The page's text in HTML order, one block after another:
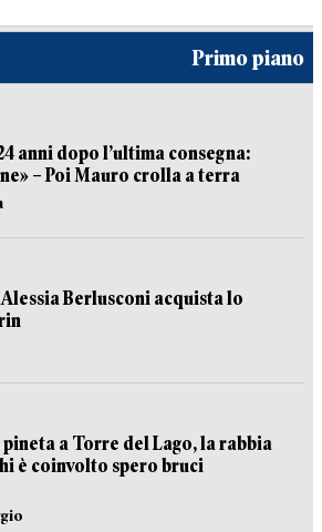
Primo piano
anni dopo l’ultima consegna:
– Poi Mauro crolla a terra
Berlusconi acquista lo
a Torre del Lago, la rabbia
è coinvolto spero bruci